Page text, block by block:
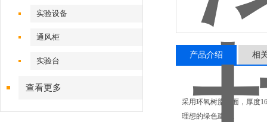
实验设备
通风柜
实验台
查看更多
产品介绍 相
采用环氧树脂台面，厚度
理想的绿色建材。